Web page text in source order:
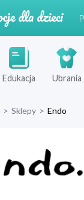
Edukacja Ubrania
> Sklepy > Endo